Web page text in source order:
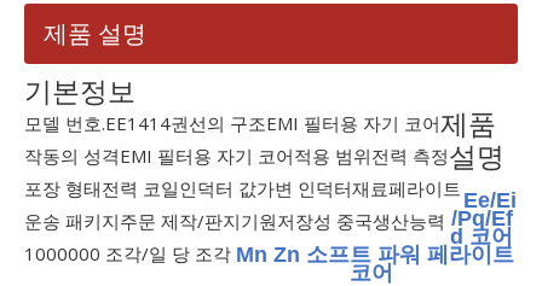
제품 설명
기본정보
모델 번호.EE1414권선의 구조EMI 필터용 자기 코어
작동의 성격EMI 필터용 자기 코어적용 범위전력 측정
포장 형태전력 코일인덕터 값가변 인덕터재료페라이트
운송 패키지주문 제작/판지기원저장성 중국생산능력
1000000 조각/일 당 조각
제품
설명
Ee/Ei
/Pq/Ef
d 코어
Mn Zn 소프트 파워 페라이트
코어